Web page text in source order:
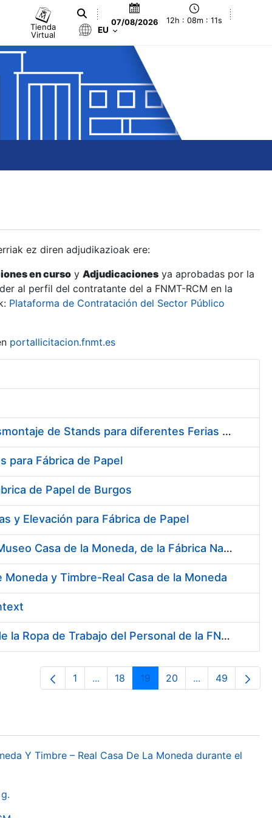
Tienda
Virtual
07/08/2026 12h : 08m : 12s
EU
ez diren adjudikazioak ere:
en curso y Adjudicaciones ya aprobadas por la
al perfil del contratante del a FNMT-RCM en la
Plataforma de Contratación del Sector Público
portallicitacion.fnmt.es
Contratación del Servicio de Diseño, Construcción, Montaje y Desmontaje de Stands para diferentes Ferias y Jornadas Nacionales e Internacionales
para Fábrica de Papel
de Papel de Burgos
y Elevación para Fábrica de Papel
Contratación del Servicio de Atención al Público en la Tienda del Museo Casa de la Moneda, de la Fábrica Nacional de Moneda y Timbre-Real Casa de la Moneda
y Timbre-Real Casa de la Moneda
Servicio de Lavado, Limpieza, Descontaminación y Desinfección de la Ropa de Trabajo del Personal de la FNMT-RCM
Orrialdea
1 ...Intermediate Pages Use TAB to
Orrialdea
18 Orrialdea
19 Orrialdea
20 ...Intermediate
Orrialdea
49
Y Timbre – Real Casa De La Moneda durante el